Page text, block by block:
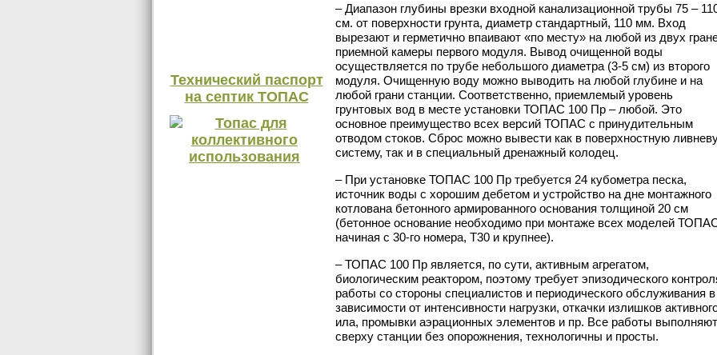
Технический паспорт
на септик ТОПАС
– Диапазон глубины врезки входной канализационной трубы 75 –
см. от поверхности грунта, диаметр стандартный, 110 мм. Вход
вырезают и герметично впаивают «по месту» на любой из двух
приемной камеры первого модуля. Вывод очищенной воды
осуществляется по трубе небольшого диаметра (3-5 см) из второго
модуля. Очищенную воду можно выводить на любой глубине и на
любой грани станции. Соответственно, приемлемый уровень
грунтовых вод в месте установки ТОПАС 100 Пр – любой. Это
основное преимущество всех версий ТОПАС с принудительным
отводом стоков. Сброс можно вывести как в поверхностную
систему, так и в специальный дренажный колодец.
– При установке ТОПАС 100 Пр требуется 24 кубометра песка,
источник воды с хорошим дебетом и устройство на дне монтажного
котлована бетонного армированного основания толщиной 20 см
(бетонное основание необходимо при монтаже всех моделей
начиная с 30-го номера, Т30 и крупнее).
– ТОПАС 100 Пр является, по сути, активным агрегатом,
биологическим реактором, поэтому требует эпизодического
работы со стороны специалистов и периодического обслуживания в
зависимости от интенсивности нагрузки, откачки излишков
ила, промывки аэрационных элементов и пр. Все работы
сверху станции без опорожнения, технологичны и просты.